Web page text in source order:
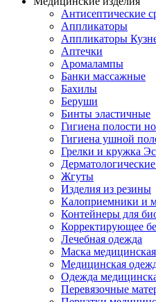
Антисептические
Аппликаторы
Аппликаторы
Аптечки
Аромалампы
Банки массажные
Бахилы
Беруши
Бинты эластичные
Гигиена полости
Гигиена ушной
Грелки и кружка
Дерматологические
Жгуты
Изделия из резины
Калоприемники и
Контейнеры для
Корректирующее
Лечебная одежда
Маска медицинская
Медицинская
Одежда
Перевязочные